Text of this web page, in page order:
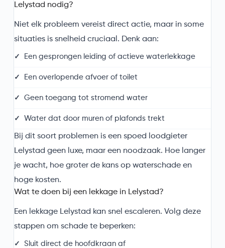
Lelystad nodig?
Niet elk probleem vereist direct actie, maar in some
situaties is snelheid cruciaal. Denk aan:
Een gesprongen leiding of actieve waterlekkage
Een overlopende afvoer of toilet
Geen toegang tot stromend water
Water dat door muren of plafonds trekt
Bij dit soort problemen is een spoed loodgieter
Lelystad geen luxe, maar een noodzaak. Hoe langer
je wacht, hoe groter de kans op waterschade en
hoge kosten.
Wat te doen bij een lekkage in Lelystad?
Een lekkage Lelystad kan snel escaleren. Volg deze
stappen om schade te beperken:
Sluit direct de hoofdkraan af